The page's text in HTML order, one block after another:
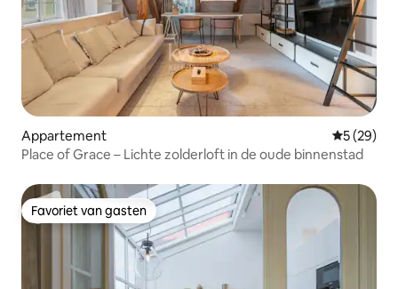
Appartement
5 (29)
Place of Grace – Lichte zolderloft in de oude binnenstad
Favoriet van gasten
Favoriet van gasten